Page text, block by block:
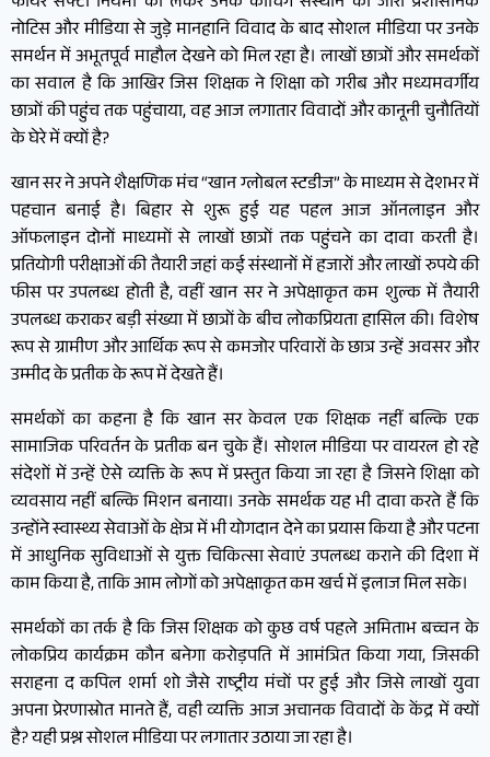
नोटिस और मीडिया से जुड़े मानहानि विवाद के बाद सोशल मीडिया पर उनके
समर्थन में अभूतपूर्व माहौल देखने को मिल रहा है। लाखों छात्रों और समर्थकों
का सवाल है कि आखिर जिस शिक्षक ने शिक्षा को गरीब और मध्यमवर्गीय
छात्रों की पहुंच तक पहुंचाया, वह आज लगातार विवादों और कानूनी चुनौतियों
के घेरे में क्यों है?
खान सर ने अपने शैक्षणिक मंच “खान ग्लोबल स्टडीज” के माध्यम से देशभर में
पहचान बनाई है। बिहार से शुरू हुई यह पहल आज ऑनलाइन और
ऑफलाइन दोनों माध्यमों से लाखों छात्रों तक पहुंचने का दावा करती है।
प्रतियोगी परीक्षाओं की तैयारी जहां कई संस्थानों में हजारों और लाखों रुपये की
फीस पर उपलब्ध होती है, वहीं खान सर ने अपेक्षाकृत कम शुल्क में तैयारी
उपलब्ध कराकर बड़ी संख्या में छात्रों के बीच लोकप्रियता हासिल की। विशेष
रूप से ग्रामीण और आर्थिक रूप से कमजोर परिवारों के छात्र उन्हें अवसर और
उम्मीद के प्रतीक के रूप में देखते हैं।
समर्थकों का कहना है कि खान सर केवल एक शिक्षक नहीं बल्कि एक
सामाजिक परिवर्तन के प्रतीक बन चुके हैं। सोशल मीडिया पर वायरल हो रहे
संदेशों में उन्हें ऐसे व्यक्ति के रूप में प्रस्तुत किया जा रहा है जिसने शिक्षा को
व्यवसाय नहीं बल्कि मिशन बनाया। उनके समर्थक यह भी दावा करते हैं कि
उन्होंने स्वास्थ्य सेवाओं के क्षेत्र में भी योगदान देने का प्रयास किया है और पटना
में आधुनिक सुविधाओं से युक्त चिकित्सा सेवाएं उपलब्ध कराने की दिशा में
काम किया है, ताकि आम लोगों को अपेक्षाकृत कम खर्च में इलाज मिल सके।
समर्थकों का तर्क है कि जिस शिक्षक को कुछ वर्ष पहले अमिताभ बच्चन के
लोकप्रिय कार्यक्रम कौन बनेगा करोड़पति में आमंत्रित किया गया, जिसकी
सराहना द कपिल शर्मा शो जैसे राष्ट्रीय मंचों पर हुई और जिसे लाखों युवा
अपना प्रेरणास्रोत मानते हैं, वही व्यक्ति आज अचानक विवादों के केंद्र में क्यों
है? यही प्रश्न सोशल मीडिया पर लगातार उठाया जा रहा है।